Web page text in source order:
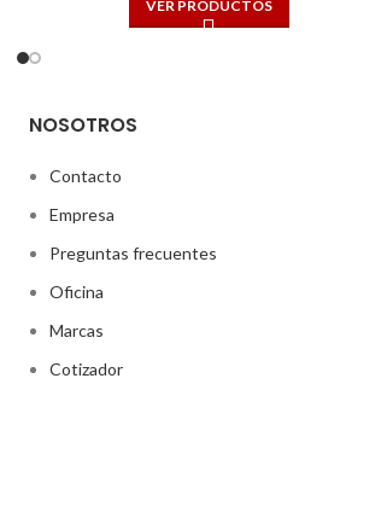
VER PRODUCTOS
NOSOTROS
Contacto
Empresa
Preguntas frecuentes
Oficina
Marcas
Cotizador